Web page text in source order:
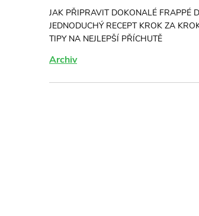
JAK PŘIPRAVIT DOKONALÉ FRAPPÉ
JEDNODUCHÝ RECEPT KROK ZA
TIPY NA NEJLEPŠÍ PŘÍCHUTĚ
Archiv